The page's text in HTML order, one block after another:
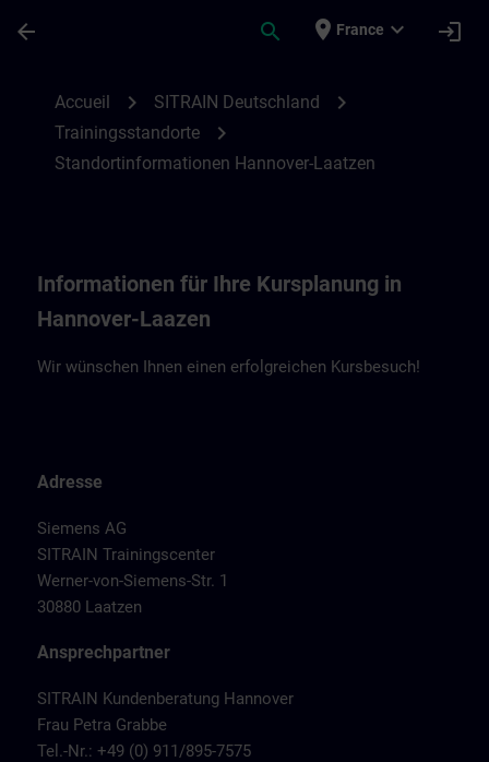
arrow_back search place France expand_more login
Accueil chevron_right SITRAIN Deutschland chevron_right
Trainingsstandorte chevron_right
Standortinformationen Hannover-Laatzen
Informationen für Ihre Kursplanung in
Hannover-Laazen
Wir wünschen Ihnen einen erfolgreichen Kursbesuch!
Adresse
Siemens AG
SITRAIN Trainingscenter
Werner-von-Siemens-Str. 1
30880 Laatzen
Ansprechpartner
SITRAIN Kundenberatung Hannover
Frau Petra Grabbe
Tel.-Nr.: +49 (0) 911/895-7575